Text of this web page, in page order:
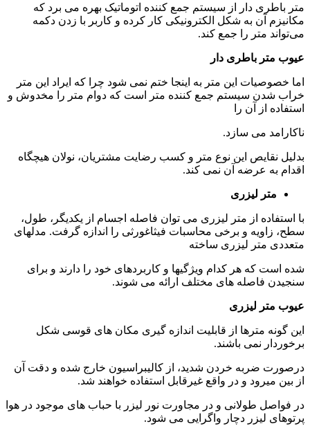
متر باطری دار از سیستم جمع کننده اتوماتیک بهره می برد که
مکانیزم آن به شکل الکترونیکی کار کرده و کاربر با زدن دکمه
می‌تواند متر را جمع کند.
عیوب متر باطری دار
اما خصوصیات این متر به اینجا ختم نمی شود چرا که ایراد این متر
خراب شدن سیستم جمع کننده متر است که دوام متر را مخدوش و
استفاده از آن را
ناکارامد می سازد.
بدلیل نقایص این نوع متر و کسب رضایت مشتریان، نولان هیچگاه
اقدام به عرضه آن نمی کند.
متر لیزری
با استفاده از متر لیزری می توان فاصله اجسام از یکدیگر، طول،
سطح، زاویه و برخی محاسبات فیثاغورثی را اندازه گرفت. مدلهای
متعددی متر لیزری ساخته
شده است که هر کدام ویژگیها و کاربردهای خود را دارند و برای
سنجیدن فاصله های مختلف ارائه می شوند.
عیوب متر لیزری
این گونه مترها از قابلیت اندازه گیری مکان های قوسی شکل
برخوردار نمی باشند.
درصورت ضربه خردن شدید، از کالیبراسیون خارج شده و دقت آن
از بین میرود و در واقع غیرقابل استفاده خواهند شد.
در فواصل طولانی و در مجاورت نور لیزر با حباب های موجود در هوا
پرتوهای لیزر دچار واگرایی می شود.